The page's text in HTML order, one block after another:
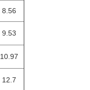
8.56
9.53
10.97
12.7